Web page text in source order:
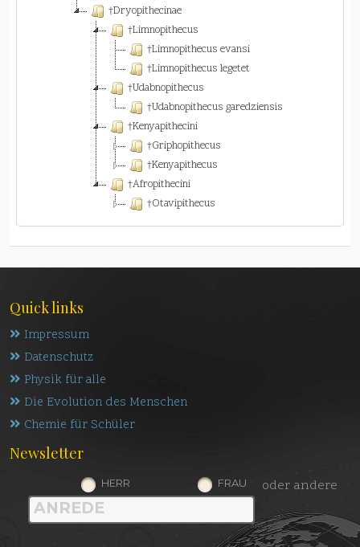
†Dryopithecinae
†Limnopithecus
†Limnopithecus evansi
†Limnopithecus legetet
†Udabnopithecus
†Udabnopithecus garedziensis
†Kenyapithecini
†Griphopithecus
†Kenyapithecus
†Afropithecini
†Otavipithecus
Quick links
Impressum
Datenschutz
Physik für alle
Die Evolution des Menschen
Chemie für Schüler
Newsletter
HERR FRAU oder andere